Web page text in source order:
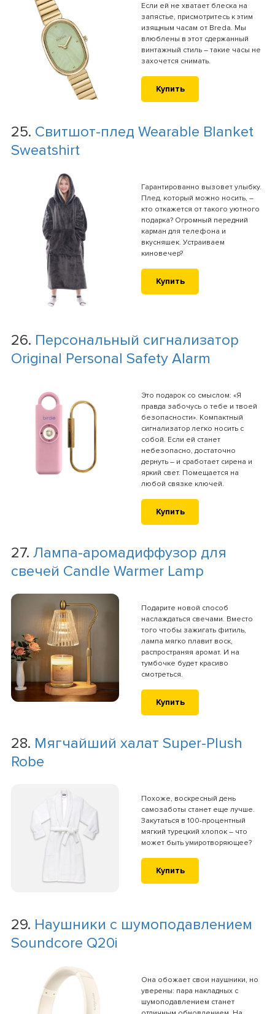
Если ей не хватает блеска на
запястье, присмотритесь к этим
изящным часам от Breda. Мы
влюблены в этот сдержанный
винтажный стиль – такие часы не
захочется снимать.
Купить
25. Свитшот-плед Wearable Blanket
Sweatshirt
Гарантированно вызовет улыбку.
Плед, который можно носить, –
кто откажется от такого уютного
подарка? Огромный передний
карман для телефона и
вкусняшек. Устраиваем
киновечер?
Купить
26. Персональный сигнализатор
Original Personal Safety Alarm
Это подарок со смыслом: «Я
правда забочусь о тебе и твоей
безопасности». Компактный
сигнализатор легко носить с
собой. Если ей станет
небезопасно, достаточно
дернуть – и сработает сирена и
яркий свет. Помещается на
любой связке ключей.
Купить
27. Лампа-аромадиффузор для
свечей Candle Warmer Lamp
Подарите новой способ
наслаждаться свечами. Вместо
того чтобы зажигать фитиль,
лампа мягко плавит воск,
распространяя аромат. И на
тумбочке будет красиво
смотреться.
Купить
28. Мягчайший халат Super-Plush
Robe
Похоже, воскресный день
самозаботы станет еще лучше.
Закутаться в 100-процентный
мягкий турецкий хлопок – что
может быть умиротворяющее?
Купить
29. Наушники с шумоподавлением
Soundcore Q20i
Она обожает свои наушники, но
уверены: пара накладных с
шумоподавлением станет